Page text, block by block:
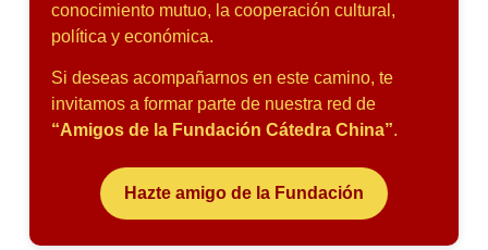
conocimiento mutuo, la cooperación cultural,
política y económica.
Si deseas acompañarnos en este camino, te
invitamos a formar parte de nuestra red de
“Amigos de la Fundación Cátedra China”.
Hazte amigo de la Fundación